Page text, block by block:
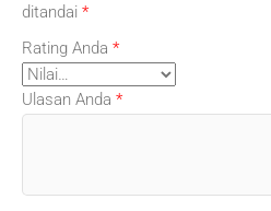
ditandai *
Rating Anda *
Ulasan Anda *